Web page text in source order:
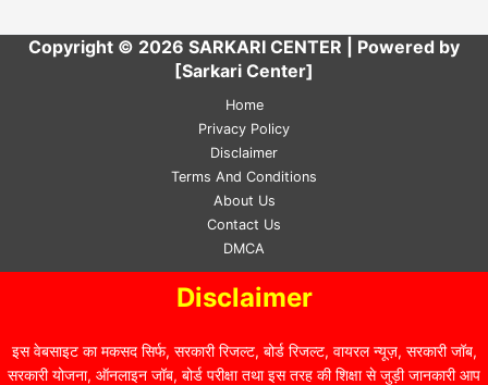
Copyright © 2026 SARKARI CENTER | Powered by
[Sarkari Center]
Home
Privacy Policy
Disclaimer
Terms And Conditions
About Us
Contact Us
DMCA
Disclaimer
इस वेबसाइट का मकसद सिर्फ, सरकारी रिजल्ट, बोर्ड रिजल्ट, वायरल न्यूज़, सरकारी जॉब,
सरकारी योजना, ऑनलाइन जॉब, बोर्ड परीक्षा तथा इस तरह की शिक्षा से जुड़ी जानकारी आप